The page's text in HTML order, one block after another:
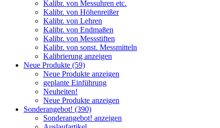
Kalibr. von Messuhren etc.
Kalibr. von Höhenreißer
Kalibr. von Lehren
Kalibr. von Endmaßen
Kalibr. von Messstiften
Kalibr. von sonst. Messmitteln
Kalibrierung anzeigen
Neue Produkte (59)
Neue Produkte anzeigen
geplante Einführung
Neuheiten!
Neue Produkte anzeigen
Sonderangebot! (390)
Sonderangebot! anzeigen